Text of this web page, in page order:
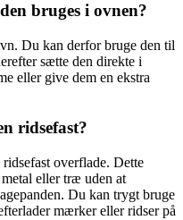
bruges i ovnen?
Du kan derfor bruge den til
sætte den direkte i
eller give dem en ekstra
ridsefast?
overflade. Dette
eller træ uden at
Du kan trygt bruge
mærker eller ridser på